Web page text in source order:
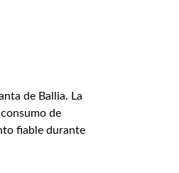
de Ballia. La
de
fiable durante